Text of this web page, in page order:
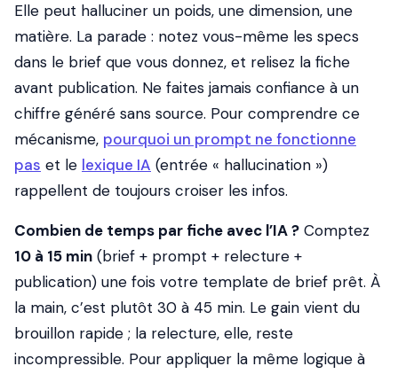
Elle peut halluciner un poids, une dimension, une
matière. La parade : notez vous-même les specs
dans le brief que vous donnez, et relisez la fiche
avant publication. Ne faites jamais confiance à un
chiffre généré sans source. Pour comprendre ce
mécanisme, pourquoi un prompt ne fonctionne
pas et le lexique IA (entrée « hallucination »)
rappellent de toujours croiser les infos.
Combien de temps par fiche avec l’IA ? Comptez
10 à 15 min (brief + prompt + relecture +
publication) une fois votre template de brief prêt. À
la main, c’est plutôt 30 à 45 min. Le gain vient du
brouillon rapide ; la relecture, elle, reste
incompressible. Pour appliquer la même logique à